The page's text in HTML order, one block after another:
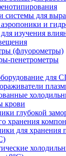
системы для
и
изучения
(флуорометры)
пенетрометры
для
крови
глубокой
хранения
для хранения